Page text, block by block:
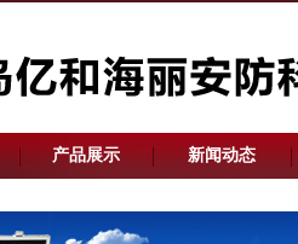
产品展示 新闻动态